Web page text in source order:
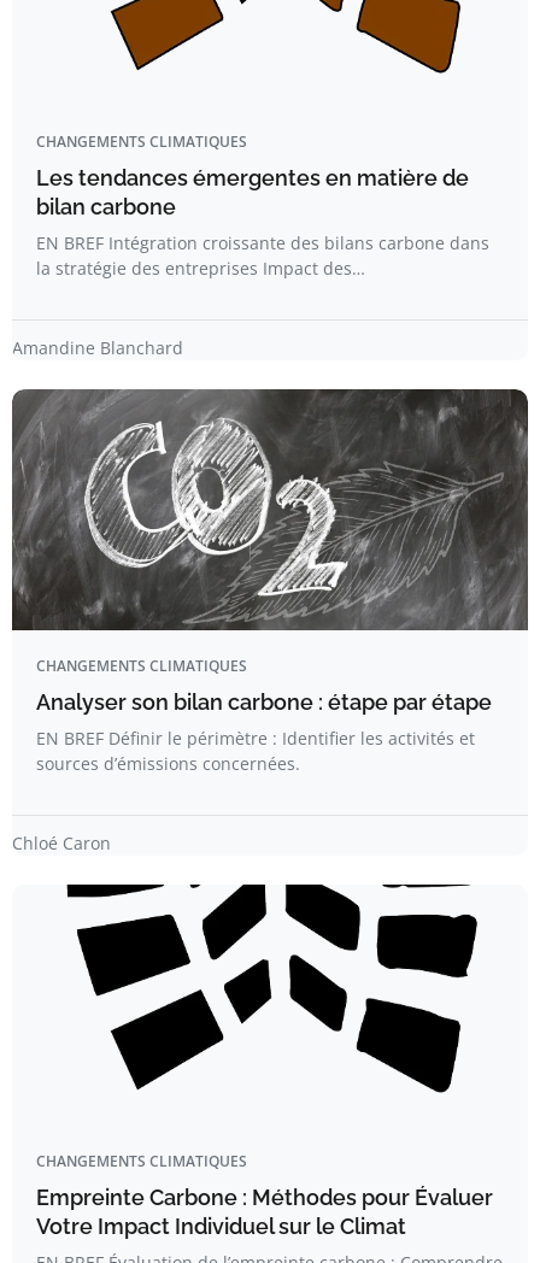
CHANGEMENTS CLIMATIQUES
Les tendances émergentes en matière de
bilan carbone
EN BREF Intégration croissante des bilans carbone dans
la stratégie des entreprises Impact des…
Amandine Blanchard
CHANGEMENTS CLIMATIQUES
Analyser son bilan carbone : étape par étape
EN BREF Définir le périmètre : Identifier les activités et
sources d’émissions concernées.
Chloé Caron
CHANGEMENTS CLIMATIQUES
Empreinte Carbone : Méthodes pour Évaluer
Votre Impact Individuel sur le Climat